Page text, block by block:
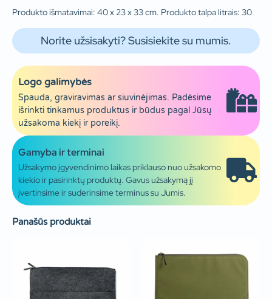
Produkto išmatavimai: 40 x 23 x 33 cm. Produkto talpa litrais: 30
Norite užsisakyti? Susisiekite su mumis.
Logo galimybės
Spauda, graviravimas ar siuvinėjimas. Padėsime
išrinkti tinkamus produktus ir būdus pagal Jūsų
užsakoma kiekį ir poreikį.
Gamyba ir terminai
Užsakymo įgyvendinimo laikas priklauso nuo užsakomo
kiekio ir pasirinktų produktų. Gavus užsakymą jį
įvertinsime ir suderinsime terminus su Jumis.
Panašūs produktai